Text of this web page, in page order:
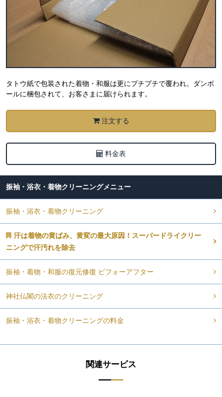
タトウ紙で包装された着物・和服は更にプチプチで覆われ。ダンボ
ールに梱包されて、お客さまに届けられます。
注文する
料金表
振袖・浴衣・着物クリーニング
振袖・浴衣・着物クリーニング
汗は着物の黄ばみ、黄変の最大原因！スーパードライクリー
ニングで汗汚れを除去
振袖・着物・和服の復元修復 ビフォーアフター
神社仏閣の法衣のクリーニング
振袖・浴衣・着物クリーニングの料金
関連サービス